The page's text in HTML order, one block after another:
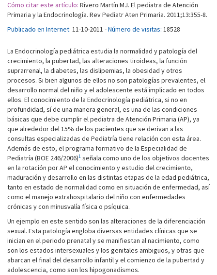
Cómo citar este artículo: Rivero Martín MJ. El pediatra de Atención
Primaria y la Endocrinología. Rev Pediatr Aten Primaria. 2011;13:355-8.
Publicado en Internet: 11-10-2011 -Número de visitas: 18528
La Endocrinología pediátrica estudia la normalidad y patología del
crecimiento, la pubertad, las alteraciones tiroideas, la función
suprarrenal, la diabetes, las dislipemias, la obesidad y otros
procesos. Si bien algunos de ellos no son patologías prevalentes, el
desarrollo normal del niño y el adolescente está implicado en todos
ellos. El conocimiento de la Endocrinología pediátrica, si no en
profundidad, sí de una manera general, es una de las condiciones
básicas que debe cumplir el pediatra de Atención Primaria (AP), ya
que alrededor del 15% de los pacientes que se derivan a las
consultas especializadas de Pediatría tiene relación con esta área.
Además de esto, el programa formativo de la Especialidad de
Pediatría (BOE 246/2006)1 señala como uno de los objetivos docentes
en la rotación por AP el conocimiento y estudio del crecimiento,
maduración y desarrollo en las distintas etapas de la edad pediátrica,
tanto en estado de normalidad como en situación de enfermedad, así
como el manejo extrahospitalario del niño con enfermedades
crónicas y con minusvalía física o psíquica.
Un ejemplo en este sentido son las alteraciones de la diferenciación
sexual. Esta patología engloba diversas entidades clínicas que se
inician en el periodo prenatal y se manifiestan al nacimiento, como
son los estados intersexuales y los genitales ambiguos, y otras que
abarcan el final del desarrollo infantil y el comienzo de la pubertad y
adolescencia, como son los hipogonadismos.